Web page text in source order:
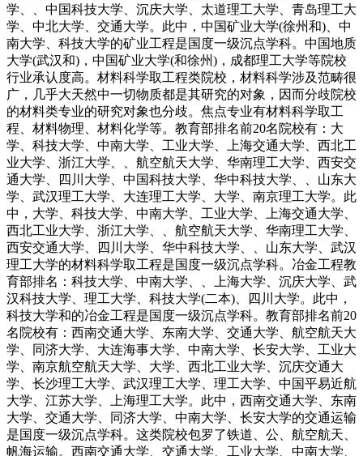
学、、中国科技大学、沉庆大学、太道理工大学、青岛理工大
学、中北大学、交通大学。此中，中国矿业大学(徐州和)、中
南大学、科技大学的矿业工程是国度一级沉点学科。中国地质
大学(武汉和)，中国矿业大学(和徐州)，成都理工大学等院校
行业承认度高。材料科学取工程类院校，材料科学涉及范畴很
广，几乎大天然中一切物质都是其研究的对象，因而分歧院校
的材料类专业的研究对象也分歧。焦点专业有材料科学取工
程、材料物理、材料化学等。教育部排名前20名院校有：大
学、科技大学、中南大学、工业大学、上海交通大学、西北工
业大学、浙江大学、、航空航天大学、华南理工大学、西安交
通大学、四川大学、中国科技大学、华中科技大学、、山东大
学、武汉理工大学、大连理工大学、大学、南京理工大学。此
中，大学、科技大学、中南大学、工业大学、上海交通大学、
西北工业大学、浙江大学、、航空航天大学、华南理工大学、
西安交通大学、四川大学、华中科技大学、、山东大学、武汉
理工大学的材料科学取工程是国度一级沉点学科。冶金工程教
育部排名：科技大学、中南大学、、上海大学、沉庆大学、武
汉科技大学、理工大学、科技大学(二本)、四川大学。此中，
科技大学和的冶金工程是国度一级沉点学科。教育部排名前20
名院校有：西南交通大学、东南大学、交通大学、航空航天大
学、同济大学、大连海事大学、中南大学、长安大学、工业大
学、南京航空航天大学、大学、西北工业大学、沉庆交通大
学、长沙理工大学、武汉理工大学、理工大学、中国平易近航
大学、江苏大学、上海理工大学。此中，西南交通大学、东南
大学、交通大学、同济大学、中南大学、长安大学的交通运输
是国度一级沉点学科。这类院校包罗了铁道、公、航空航天、
帆海运输。西南交通大学、交通大学、工业大学、中南大学、